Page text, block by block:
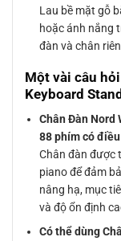
Lau bề mặt gỗ
hoặc ánh nắng
đàn và chân
Một vài câu
Keyboard
Chân Đàn Nord
88 phím có
Chân đàn được
piano để đảm
nâng hạ, mục
và độ ổn định
Có thể dùng